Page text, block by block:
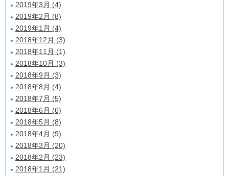
2019年3月 (4)
2019年2月 (8)
2019年1月 (4)
2018年12月 (3)
2018年11月 (1)
2018年10月 (3)
2018年9月 (3)
2018年8月 (4)
2018年7月 (5)
2018年6月 (6)
2018年5月 (8)
2018年4月 (9)
2018年3月 (20)
2018年2月 (23)
2018年1月 (21)